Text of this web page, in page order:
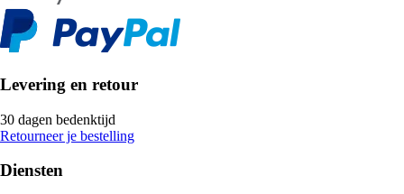
Levering en retour
30 dagen bedenktijd
Retourneer je bestelling
Diensten